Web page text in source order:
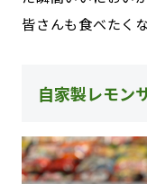
皆さんも食べたく
自家製レモン